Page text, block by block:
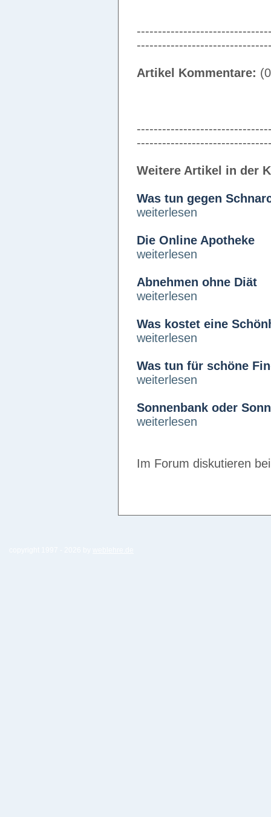
Artikel Kommentare:
Weitere Artikel in der
Was tun gegen
weiterlesen
Die Online Apotheke
weiterlesen
Abnehmen ohne Diät
weiterlesen
Was kostet eine
weiterlesen
Was tun für schöne
weiterlesen
Sonnenbank oder
weiterlesen
Im Forum diskutieren